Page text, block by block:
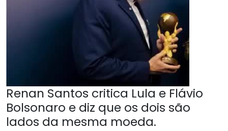
Renan Santos critica Lula e Flávio
Bolsonaro e diz que os dois são
lados da mesma moeda.